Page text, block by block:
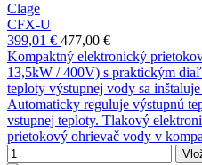
Clage
CFX-U
399,01 € 477,00 €
Kompaktný elektronický
13,5kW / 400V) s praktickým
teploty výstupnej vody sa
Automaticky reguluje výstupnú
vstupnej teploty. Tlakový
prietokový ohrievač vody v